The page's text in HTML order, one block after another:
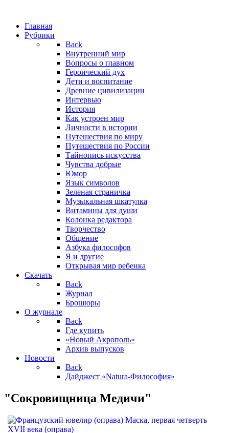
Главная
Рубрики
Back
Внутренний мир
Вопросы о главном
Героический дух
Дети и воспитание
Древние цивилизации
Интервью
История
Как устроен мир
Личности в истории
Путешествия по миру
Путешествия по России
Тайнопись искусства
Чувства добрые
Юмор
Язык символов
Зеленая страничка
Музыкальная шкатулка
Витамины для души
Колонка редактора
Творчество
Общение
Азбука философов
Я и другие
Открывая мир ребенка
Скачать
Back
Журнал
Брошюры
О журнале
Back
Где купить
«Новый Акрополь»
Архив выпусков
Новости
Back
Дайджест «Natura-Философия»
"Cокровищница Медичи"